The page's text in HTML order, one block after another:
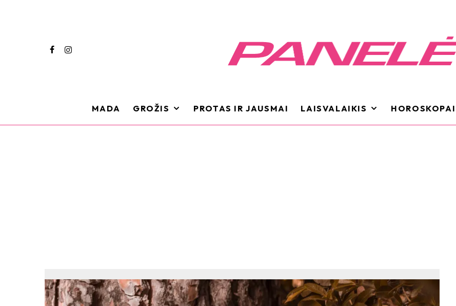
MADA GROŽIS PROTAS IR JAUSMAI LAISVALAIKIS HOROSKOPAI